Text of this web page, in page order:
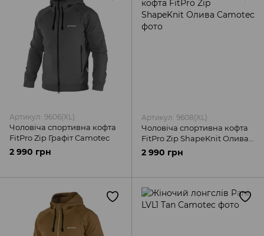
Артикул: 9606(XL)
Чоловіча спортивна кофта
FitPro Zip Графіт Camotec
2 990 грн
Артикул: 9608(XL)
Чоловіча спортивна кофта
FitPro Zip ShapeKnit Олива
Camotec
2 990 грн